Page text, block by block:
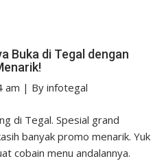
Buka di Tegal dengan
am | By infotegal
di Tegal. Spesial grand
banyak promo menarik. Yuk
cobain menu andalannya.